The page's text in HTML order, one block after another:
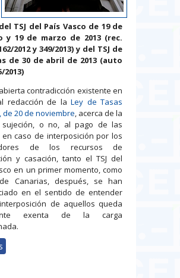
TSJ del País Vasco de 19 de
y 19 de marzo de 2013 (rec.
2012 y 349/2013) y del TSJ de
de 30 de abril de 2013 (auto
2013)
contradicción existente en
redacción de laLey de Tasas
de 20 de noviembre, acerca de la
sujeción, o no, al pago de las
en caso de interposición por los
de los recursos de
y casación, tanto el TSJ del
en un primer momento, como
Canarias, después, se han
en el sentido de entender
de aquellos queda
exenta de la carga